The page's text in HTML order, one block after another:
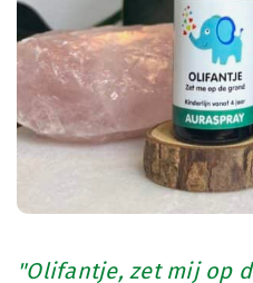
"Olifantje, zet mij op